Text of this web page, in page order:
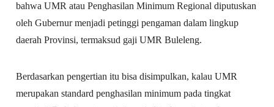
bahwa UMR atau Penghasilan Minimum Regional diputuskan
oleh Gubernur menjadi petinggi pengaman dalam lingkup
daerah Provinsi, termaksud gaji UMR Buleleng.
Berdasarkan pengertian itu bisa disimpulkan, kalau UMR
merupakan standard penghasilan minimum pada tingkat